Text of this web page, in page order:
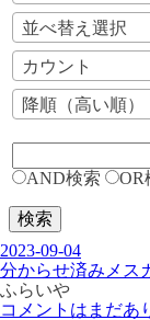
並べ替え選択
カウント
降順（高い順）
AND検索 OR
検索
2023-09-04
分からせ済みメス
ふらいや
コメントはまだあ